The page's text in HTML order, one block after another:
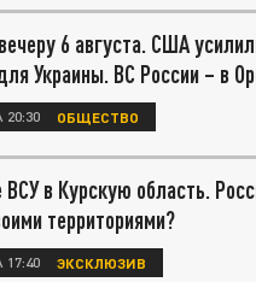
6 августа. США
Украины. ВС России – в
20:30 ОБЩЕСТВО
в Курскую область.
территориями?
17:40 ЭКСКЛЮЗИВ